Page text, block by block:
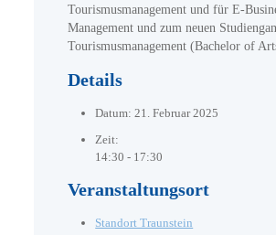
Tourismusmanagement und für E-
Management und zum neuen
Tourismusmanagement (Bachelor of
Details
Datum: 21. Februar 2025
Zeit:
14:30 - 17:30
Veranstaltungsort
Standort Traunstein